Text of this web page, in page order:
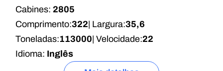
Cabines: 2805
Comprimento:322 | Largura:35,6
Toneladas:113000 | Velocidade:22
Idioma: Inglês